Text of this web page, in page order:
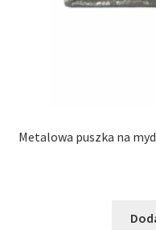
Metalowa puszka na